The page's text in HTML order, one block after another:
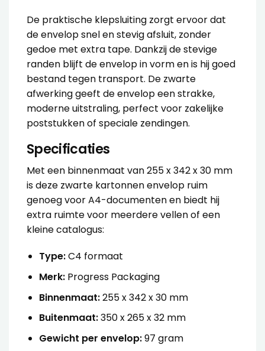
De praktische klepsluiting zorgt ervoor dat
de envelop snel en stevig afsluit, zonder
gedoe met extra tape. Dankzij de stevige
randen blijft de envelop in vorm en is hij goed
bestand tegen transport. De zwarte
afwerking geeft de envelop een strakke,
moderne uitstraling, perfect voor zakelijke
poststukken of speciale zendingen.
Specificaties
Met een binnenmaat van 255 x 342 x 30 mm
is deze zwarte kartonnen envelop ruim
genoeg voor A4-documenten en biedt hij
extra ruimte voor meerdere vellen of een
kleine catalogus:
Type:C4 formaat
Merk:Progress Packaging
Binnenmaat:255 x 342 x 30 mm
Buitenmaat:350 x 265 x 32 mm
Gewicht per envelop:97 gram